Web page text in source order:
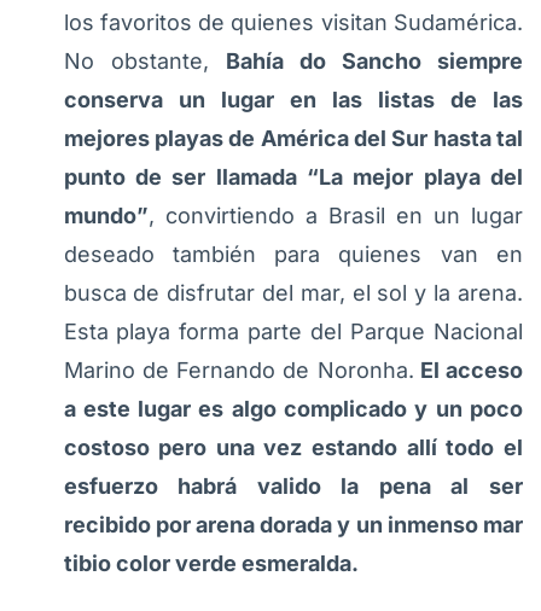
los favoritos de quienes visitan Sudamérica.
No obstante, Bahía do Sancho siempre
conserva un lugar en las listas de las
mejores playas de América del Sur hasta tal
punto de ser llamada “La mejor playa del
mundo”, convirtiendo a Brasil en un lugar
deseado también para quienes van en
busca de disfrutar del mar, el sol y la arena.
Esta playa forma parte del Parque Nacional
Marino de Fernando de Noronha. El acceso
a este lugar es algo complicado y un poco
costoso pero una vez estando allí todo el
esfuerzo habrá valido la pena al ser
recibido por arena dorada y un inmenso mar
tibio color verde esmeralda.